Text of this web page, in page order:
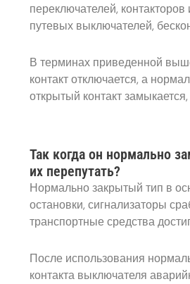
переключателей,
путевых выключателей,
В терминах приведенной
контакт отключается, а
открытый контакт
Так когда он нормально
их перепутать?
Нормально закрытый тип в
остановки, сигнализаторы
транспортные средства
После использования
контакта выключателя